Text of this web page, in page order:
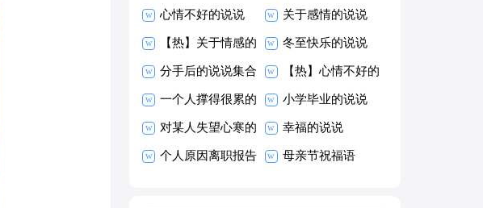
15篇 句
心情不好的说说
【热门】
关于感情的说说
【推荐】
【热】关于情感的
说说
冬至快乐的说说
14篇
分手后的说说集合
15篇
【热】心情不好的
说说
一个人撑得很累的
说说15篇
小学毕业的说说
对某人失望心寒的
说说
幸福的说说
个人原因离职报告 母亲节祝福语